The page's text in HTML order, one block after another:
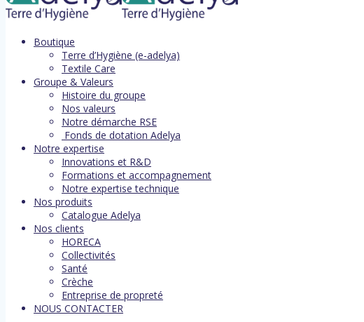
Boutique
Terre d’Hygiène (e-adelya)
Textile Care
Groupe & Valeurs
Histoire du groupe
Nos valeurs
Notre démarche RSE
Fonds de dotation Adelya
Notre expertise
Innovations et R&D
Formations et accompagnement
Notre expertise technique
Nos produits
Catalogue Adelya
Nos clients
HORECA
Collectivités
Santé
Crèche
Entreprise de propreté
NOUS CONTACTER